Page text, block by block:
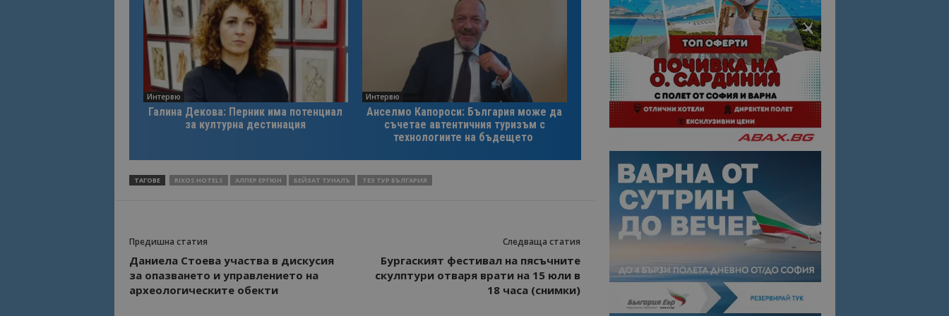
Интервю
Галина Декова: Перник има потенциал
за културна дестинация
Интервю
Анселмо Капороси: България може да
съчетае автентичния туризъм с
технологиите на бъдещето
ТАГОВЕ RIXOS HOTELS АЛПЕР ЕРГЮН БЕЙЗАТ ТУНАЛЪ ТЕЗ ТУР БЪЛГАРИЯ
Предишна статия
Даниела Стоева участва в дискусия
за опазването и управлението на
археологическите обекти
Следваща статия
Бургаският фестивал на пясъчните
скулптури отваря врати на 15 юли в
18 часа (снимки)